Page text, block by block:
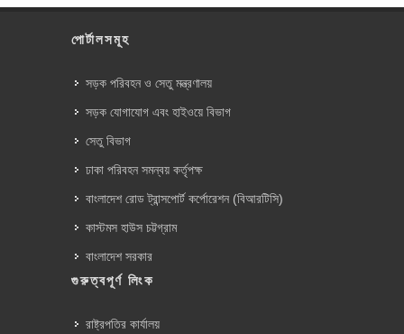
পোর্টালসমূহ
সড়ক পরিবহন ও সেতু মন্ত্রণালয়
সড়ক যোগাযোগ এবং হাইওয়ে বিভাগ
সেতু বিভাগ
ঢাকা পরিবহন সমন্বয় কর্তৃপক্ষ
বাংলাদেশ রোড ট্রান্সপোর্ট কর্পোরেশন (বিআরটিসি)
কাস্টমস হাউস চট্টগ্রাম
বাংলাদেশ সরকার
গুরুত্বপূর্ণ লিংক
রাষ্ট্রপতির কার্যালয়